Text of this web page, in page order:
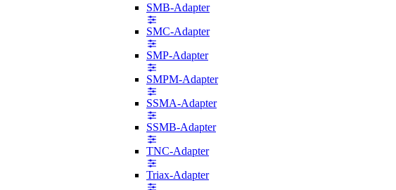
SMB-Adapter
SMC-Adapter
SMP-Adapter
SMPM-Adapter
SSMA-Adapter
SSMB-Adapter
TNC-Adapter
Triax-Adapter